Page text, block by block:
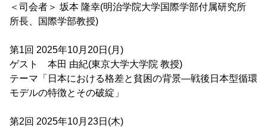
＜司会者＞ 坂本 隆幸(明治学院大学国際学部付属研究所
所長、国際学部教授)
第1回 2025年10月20日(月)
ゲスト 本田 由紀(東京大学大学院 教授)
テーマ「日本における格差と貧困の背景―戦後日本型循環
モデルの特徴とその破綻」
第2回 2025年10月23日(木)